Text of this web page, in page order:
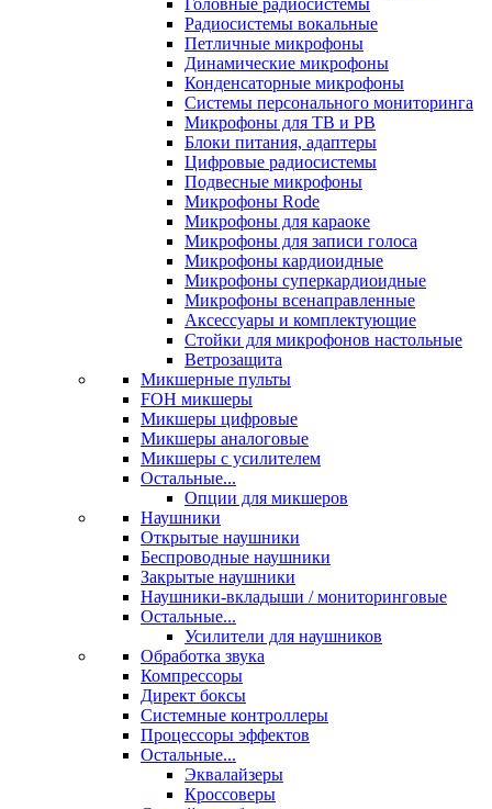
Головные радиосистемы
Радиосистемы вокальные
Петличные микрофоны
Динамические микрофоны
Конденсаторные микрофоны
Системы персонального мониторинга
Микрофоны для ТВ и РВ
Блоки питания, адаптеры
Цифровые радиосистемы
Подвесные микрофоны
Микрофоны Rode
Микрофоны для караоке
Микрофоны для записи голоса
Микрофоны кардиоидные
Микрофоны суперкардиоидные
Микрофоны всенаправленные
Аксессуары и комплектующие
Стойки для микрофонов настольные
Ветрозащита
Микшерные пульты
FOH микшеры
Микшеры цифровые
Микшеры аналоговые
Микшеры с усилителем
Остальные...
Опции для микшеров
Наушники
Открытые наушники
Беспроводные наушники
Закрытые наушники
Наушники-вкладыши / мониторинговые
Остальные...
Усилители для наушников
Обработка звука
Компрессоры
Директ боксы
Системные контроллеры
Процессоры эффектов
Остальные...
Эквалайзеры
Кроссоверы